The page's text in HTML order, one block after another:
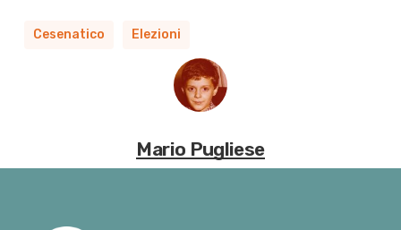
Cesenatico Elezioni
Mario Pugliese